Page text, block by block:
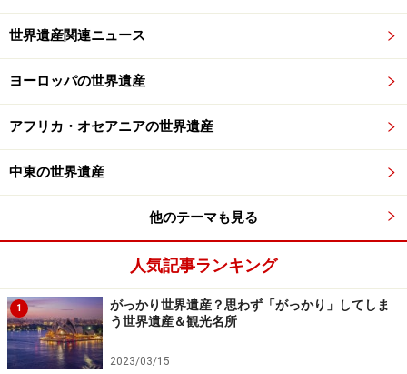
桜が並ぶ日光街道桜並木は、日本さくらの会選定「日本
のさくらの名所100選」にも選ばれた花見の名所だ。例
年４月中旬から下旬が開花で、うまくいけばＧＷに満開
を迎える。
また、世界遺産である日光山輪王寺の三仏堂前には、樹
齢500年以上とも言われる、日本でもっとも有名なヤマ
ザクラのひとつ「金剛桜」がある。こちらも例年ＧＷ前
仮にＧＷ前に日光街道桜並木や金剛桜が満開を迎えてし
まっても大丈夫。標高が高い中禅寺湖や鬼怒川などでは
さらに遅れて開花するため、５月中旬までどこかで満開
世界遺産関連ニュース
ヨーロッパの世界遺産
アフリカ・オセアニアの世界遺産
中東の世界遺産
他のテーマも見る
人気記事ランキング
1
がっかり世界遺産？思わず「がっかり」してしま
う世界遺産＆観光名所
2023/03/15